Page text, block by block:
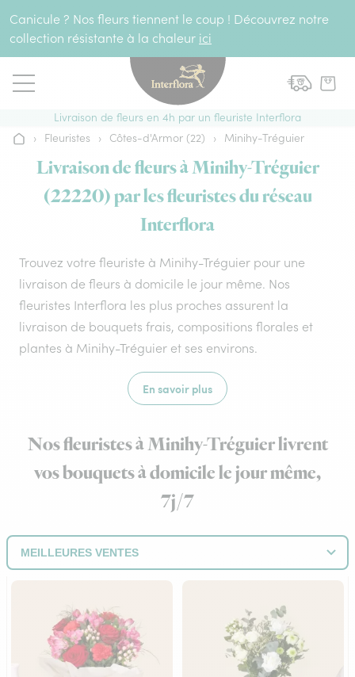
Canicule ? Nos fleurs tiennent le coup ! Découvrez notre
collection résistante à la chaleur ici
Livraison de fleurs en 4h par un fleuriste Interflora
Accueil
› Fleuristes › Côtes-d'Armor (22) › Minihy-Tréguier
Livraison de fleurs à Minihy-Tréguier
(22220) par les fleuristes du réseau
Interflora
Trouvez votre fleuriste à Minihy-Tréguier pour une
livraison de fleurs à domicile le jour même. Nos
fleuristes Interflora les plus proches assurent la
livraison de bouquets frais, compositions florales et
plantes à Minihy-Tréguier et ses environs.
En savoir plus
Nos fleuristes à Minihy-Tréguier livrent
vos bouquets à domicile le jour même,
7j/7